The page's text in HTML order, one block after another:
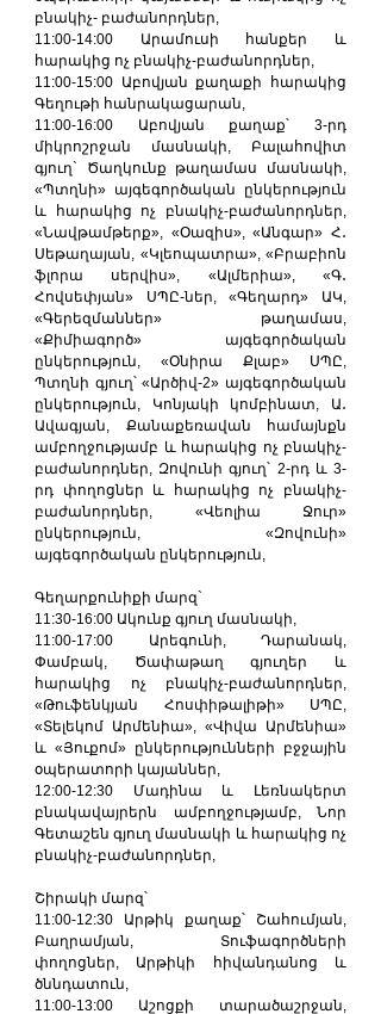
բնակիչ- բաժանորդներ,
11:00-14:00 Արամուսի հանքեր և
հարակից ոչ բնակիչ-բաժանորդներ,
11:00-15:00 Աբովյան քաղաքի հարակից
Գեղութի հանրակացարան,
11:00-16:00 Աբովյան քաղաք՝ 3-րդ
միկրոշրջան մասնակի, Բալահովիտ
գյուղ` Ծաղկունք թաղամաս մասնակի,
«Պտղնի» այգեգործական ընկերություն
և հարակից ոչ բնակիչ-բաժանորդներ,
«Նավթամթերք», «Օազիս», «Անգար» Հ․
Սեթաղայան, «Կլեոպատրա», «Բրաբիոն
ֆլորա սերվիս», «Ալմերիա», «Գ․
Հովսեփյան» ՍՊԸ-ներ, «Գեղարդ» ԱԿ,
«Գերեզմաններ» թաղամաս,
«Քիմիագործ» այգեգործական
ընկերություն, «Օնիրա Քլաբ» ՍՊԸ,
Պտղնի գյուղ՝ «Արծիվ-2» այգեգործական
ընկերություն, Կոնյակի կոմբինատ, Ա․
Ավագյան, Քանաքեռավան համայնքն
ամբողջությամբ և հարակից ոչ բնակիչ-
բաժանորդներ, Զովունի գյուղ՝ 2-րդ և 3-
րդ փողոցներ և հարակից ոչ բնակիչ-
բաժանորդներ, «Վեոլիա Ջուր»
ընկերություն, «Զովունի»
այգեգործական ընկերություն,
Գեղարքունիքի մարզ`
11:30-16:00 Ակունք գյուղ մասնակի,
11:00-17:00 Արեգունի, Դարանակ,
Փամբակ, Ծափաթաղ գյուղեր և
հարակից ոչ բնակիչ-բաժանորդներ,
«Թուֆենկյան Հոսփիթալիթի» ՍՊԸ,
«Տելեկոմ Արմենիա», «Վիվա Արմենիա»
և «Յուքոմ» ընկերությունների բջջային
օպերատորի կայաններ,
12:00-12:30 Մադինա և Լեռնակերտ
բնակավայրերն ամբողջությամբ, Նոր
Գետաշեն գյուղ մասնակի և հարակից ոչ
բնակիչ-բաժանորդներ,
Շիրակի մարզ՝
11:00-12:30 Արթիկ քաղաք՝ Շահումյան,
Բաղրամյան, Տուֆագործների
փողոցներ, Արթիկի հիվանդանոց և
ծննդատուն,
11:00-13:00 Աշոցքի տարածաշրջան,